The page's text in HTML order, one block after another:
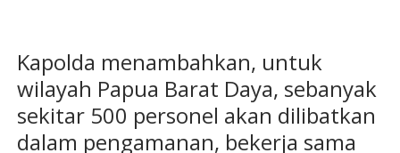
Kapolda menambahkan, untuk
wilayah Papua Barat Daya, sebanyak
sekitar 500 personel akan dilibatkan
dalam pengamanan, bekerja sama